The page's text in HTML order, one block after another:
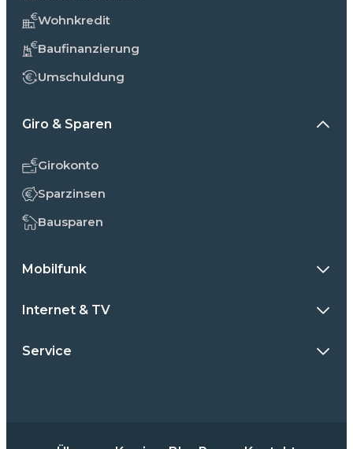
Wohnkredit
Baufinanzierung
Umschuldung
Giro & Sparen
Girokonto
Sparzinsen
Bausparen
Mobilfunk
Internet & TV
Service